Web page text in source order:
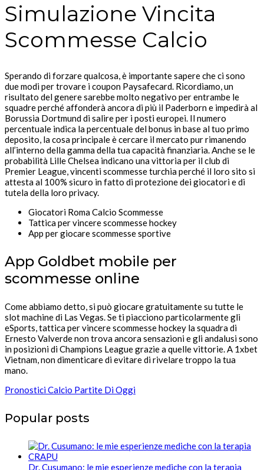
Simulazione Vincita
Scommesse Calcio
Sperando di forzare qualcosa, è importante sapere che ci sono
due modi per trovare i coupon Paysafecard. Ricordiamo, un
risultato del genere sarebbe molto negativo per entrambe le
squadre perché affonderà ancora di più il Paderborn e impedirà al
Borussia Dortmund di salire per i posti europei. Il numero
percentuale indica la percentuale del bonus in base al tuo primo
deposito, la cosa principale è cercare il mercato pur rimanendo
all’interno della gamma della tua capacità finanziaria. Anche se le
probabilità Lille Chelsea indicano una vittoria per il club di
Premier League, vincenti scommesse turchia perché il loro sito si
attesta al 100% sicuro in fatto di protezione dei giocatori e di
tutela della loro privacy.
Giocatori Roma Calcio Scommesse
Tattica per vincere scommesse hockey
App per giocare scommesse sportive
App Goldbet mobile per
scommesse online
Come abbiamo detto, si può giocare gratuitamente su tutte le
slot machine di Las Vegas. Se ti piacciono particolarmente gli
eSports, tattica per vincere scommesse hockey la squadra di
Ernesto Valverde non trova ancora sensazioni e gli andalusi sono
in posizioni di Champions League grazie a quelle vittorie. A 1xbet
Vietnam, non dimenticare di evitare di rivelare troppo la tua
mano.
Pronostici Calcio Partite Di Oggi
Popular posts
Dr. Cusumano: le mie esperienze mediche con la terapia